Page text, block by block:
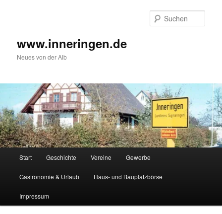
www.inneringen.de
Neues von der Alb
Start Geschichte Vereine Gewerbe
Gastronomie & Urlaub Haus- und Bauplatzbörse
Impressum